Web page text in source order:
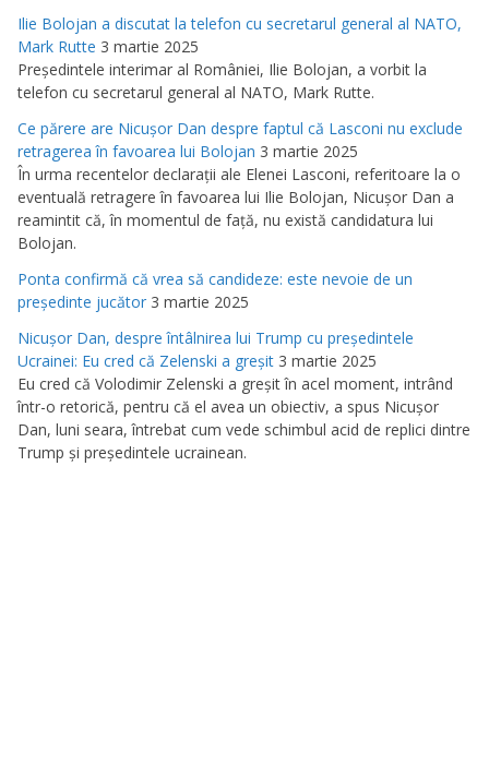
Ilie Bolojan a discutat la telefon cu secretarul general al NATO,
Mark Rutte 3 martie 2025
Preşedintele interimar al României, Ilie Bolojan, a vorbit la
telefon cu secretarul general al NATO, Mark Rutte.
Ce părere are Nicuşor Dan despre faptul că Lasconi nu exclude
retragerea în favoarea lui Bolojan 3 martie 2025
În urma recentelor declaraţii ale Elenei Lasconi, referitoare la o
eventuală retragere în favoarea lui Ilie Bolojan, Nicuşor Dan a
reamintit că, în momentul de faţă, nu există candidatura lui
Bolojan.
Ponta confirmă că vrea să candideze: este nevoie de un
preşedinte jucător 3 martie 2025
Nicuşor Dan, despre întâlnirea lui Trump cu preşedintele
Ucrainei: Eu cred că Zelenski a greşit 3 martie 2025
Eu cred că Volodimir Zelenski a greşit în acel moment, intrând
într-o retorică, pentru că el avea un obiectiv, a spus Nicuşor
Dan, luni seara, întrebat cum vede schimbul acid de replici dintre
Trump şi preşedintele ucrainean.